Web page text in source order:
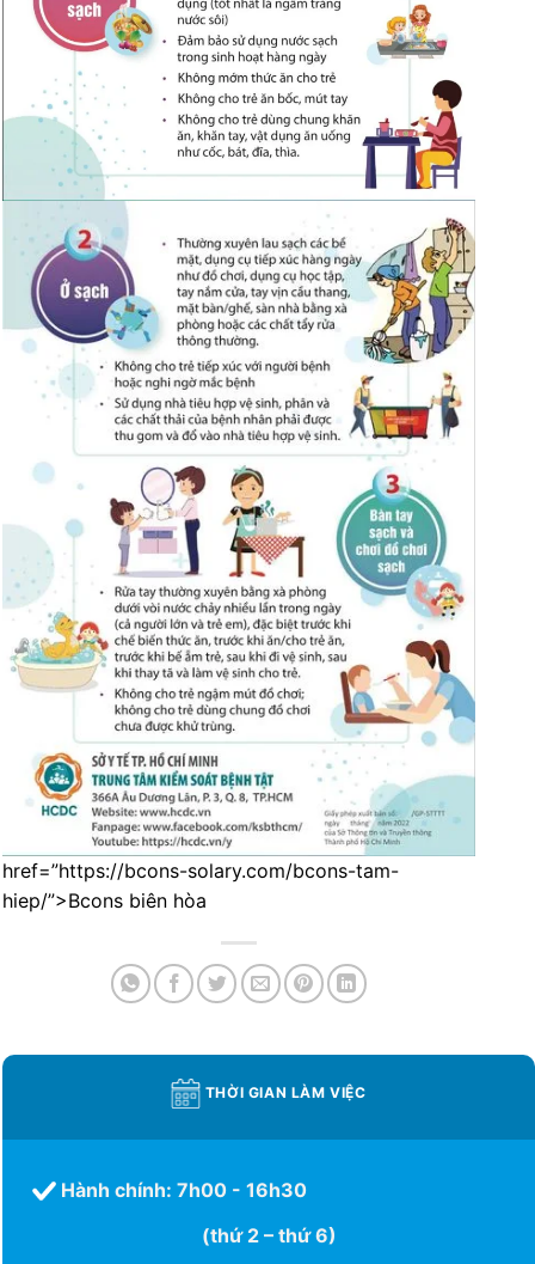
href=”https://bcons-solary.com/bcons-tam-
hiep/”>Bcons biên hòa
THỜI GIAN LÀM VIỆC
Hành chính: 7h00 - 16h30
(thứ 2 – thứ 6)